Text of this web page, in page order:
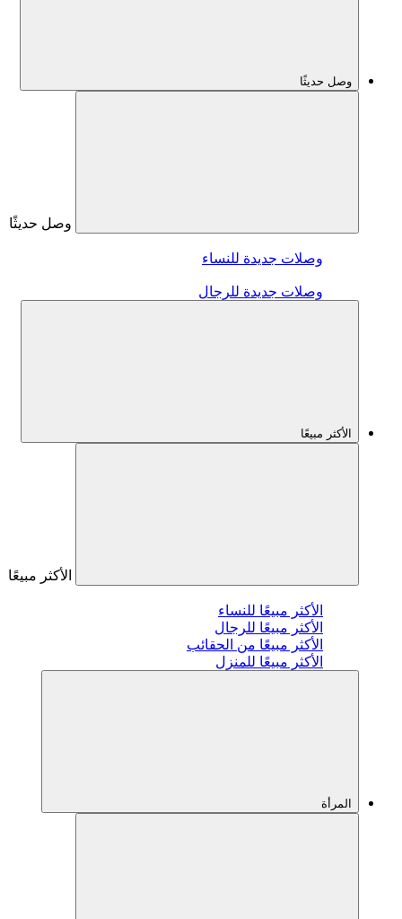
وصل حديثًا
وصل حديثًا
وصلات جديدة للنساء
وصلات جديدة للرجال
الأكثر مبيعًا
الأكثر مبيعًا
الأكثر مبيعًا للنساء
الأكثر مبيعًا للرجال
الأكثر مبيعًا من الحقائب
الأكثر مبيعًا للمنزل
المرأة